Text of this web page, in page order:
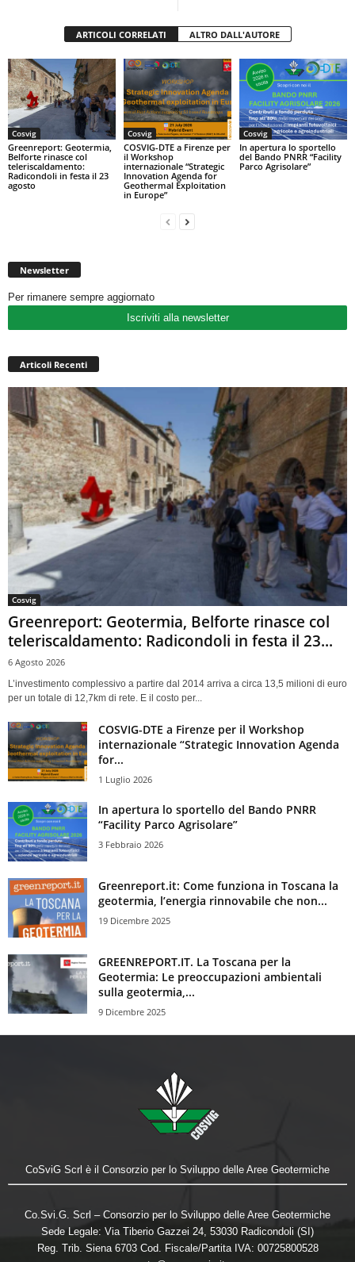
ARTICOLI CORRELATI ALTRO DALL'AUTORE
Cosvig
Greenreport: Geotermia,
Belforte rinasce col
teleriscaldamento:
Radicondoli in festa il 23
agosto
Cosvig
COSVIG-DTE a Firenze per
il Workshop
internazionale “Strategic
Innovation Agenda for
Geothermal Exploitation
in Europe”
Cosvig
In apertura lo sportello
del Bando PNRR “Facility
Parco Agrisolare”
Newsletter
Per rimanere sempre aggiornato
Iscriviti alla newsletter
Articoli Recenti
Cosvig
Greenreport: Geotermia, Belforte rinasce col
teleriscaldamento: Radicondoli in festa il 23...
6 Agosto 2026
L’investimento complessivo a partire dal 2014 arriva a circa 13,5 milioni di euro
per un totale di 12,7km di rete. E il costo per...
COSVIG-DTE a Firenze per il Workshop
internazionale “Strategic Innovation Agenda
for...
1 Luglio 2026
In apertura lo sportello del Bando PNRR
“Facility Parco Agrisolare”
3 Febbraio 2026
Greenreport.it: Come funziona in Toscana la
geotermia, l’energia rinnovabile che non...
19 Dicembre 2025
GREENREPORT.IT. La Toscana per la
Geotermia: Le preoccupazioni ambientali
sulla geotermia,...
9 Dicembre 2025
CoSviG Scrl è il Consorzio per lo Sviluppo delle Aree Geotermiche
Co.Svi.G. Scrl – Consorzio per lo Sviluppo delle Aree Geotermiche
Sede Legale: Via Tiberio Gazzei 24, 53030 Radicondoli (SI)
Reg. Trib. Siena 6703 Cod. Fiscale/Partita IVA: 00725800528